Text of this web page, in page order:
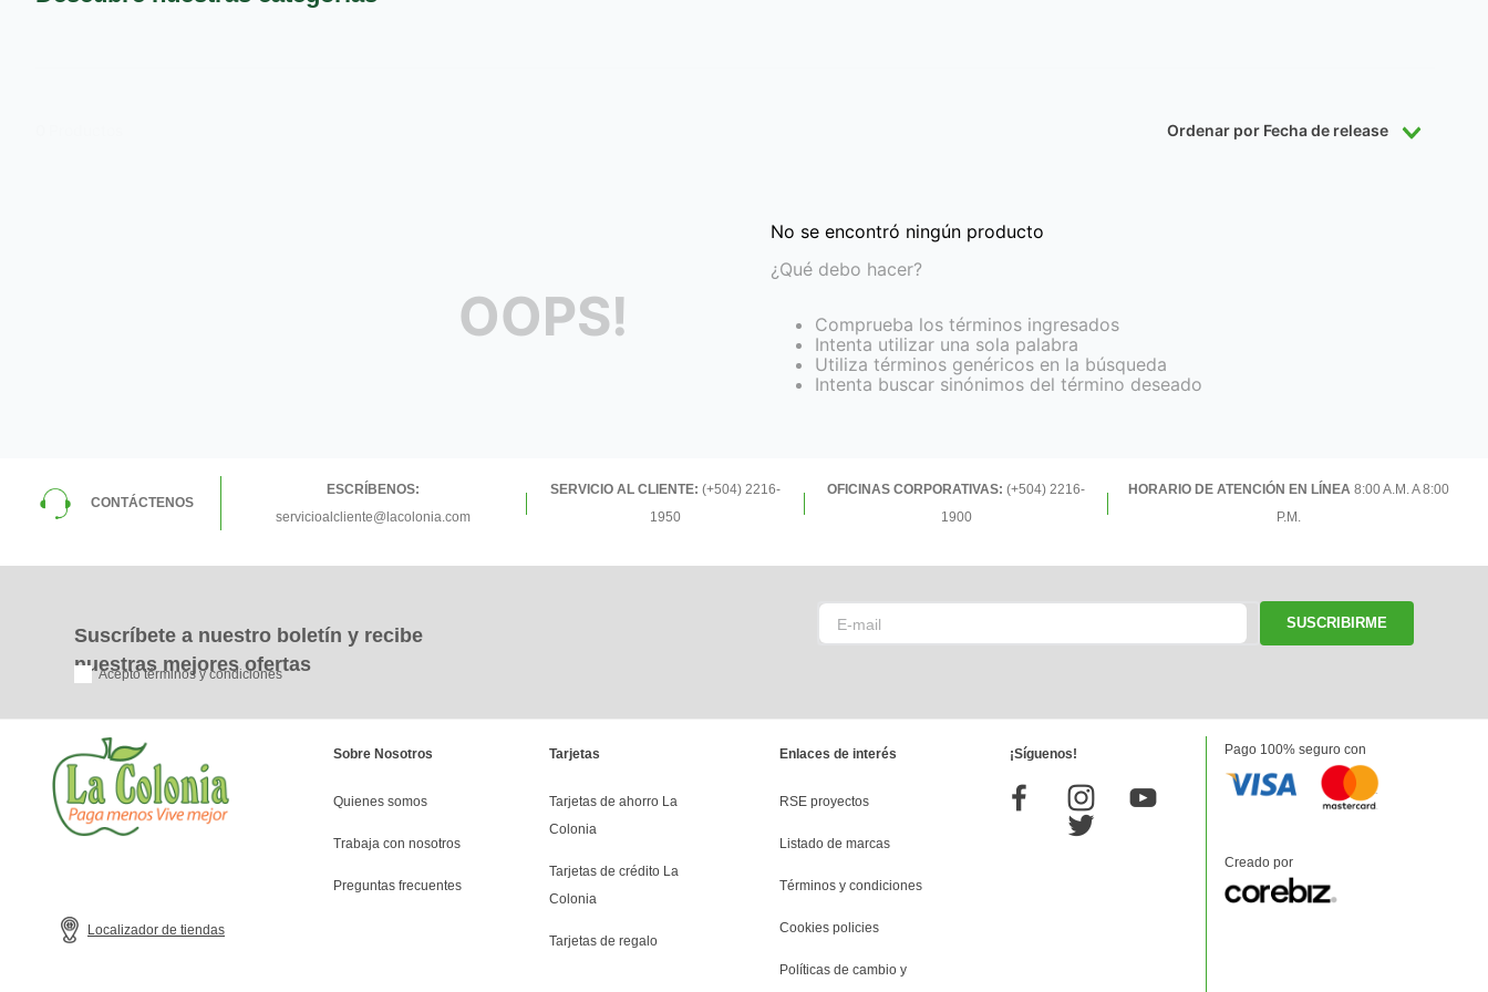
Ordenar por Fecha de release
OOPS!
No se encontró ningún producto
¿Qué debo hacer?
Comprueba los términos ingresados
Intenta utilizar una sola palabra
Utiliza términos genéricos en la búsqueda
Intenta buscar sinónimos del término deseado
CONTÁCTENOS
ESCRÍBENOS:
servicioalcliente@lacolonia.com
SERVICIO AL CLIENTE: (+504) 2216-
1950
OFICINAS CORPORATIVAS: (+504) 2216-
1900
HORARIO DE ATENCIÓN EN LÍNEA 8:00 A.M. A 8:00
P.M.
Suscríbete a nuestro boletín y recibe
nuestras mejores ofertas
SUSCRIBIRME
Acepto términos y condiciones
Localizador de tiendas
Sobre Nosotros
Quienes somos
Trabaja con nosotros
Preguntas frecuentes
Tarjetas
Tarjetas de ahorro La
Colonia
Tarjetas de crédito La
Colonia
Tarjetas de regalo
Enlaces de interés
RSE proyectos
Listado de marcas
Términos y condiciones
Cookies policies
Políticas de cambio y
¡Síguenos! Pago 100% seguro con
Creado por